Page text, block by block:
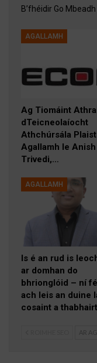
B’fhéidir Go
AGALLAMH
Ag Tiomáint
dTeicneolaíocht
Athchúrsála
Agallamh le Anish
Trivedi,…
AGALLAMH
Is é an rud is
ar domhan do
bhrionglóid – ní
ach leis an duine
cosaint a
AR